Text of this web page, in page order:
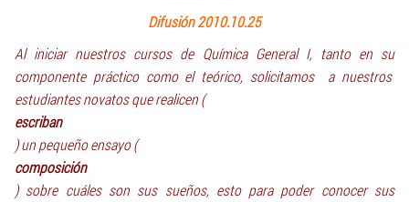
Difusión 2010.10.25
Al iniciar nuestros cursos de Química General I, tanto en su
componente práctico como el teórico, solicitamos a nuestros
estudiantes novatos que realicen (
escriban
) un pequeño ensayo (
composición
) sobre cuáles son sus sueños, esto para poder conocer sus